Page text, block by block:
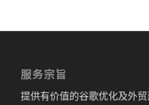
服务宗旨
提供有价值的谷歌优化及外